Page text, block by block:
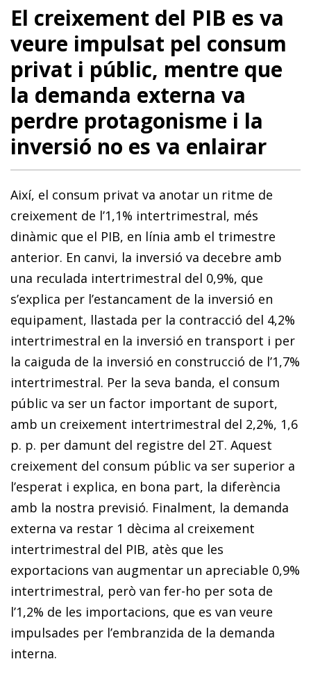
El creixement del PIB es va
veure impulsat pel consum
privat i públic, mentre que
la demanda externa va
perdre protagonisme i la
inversió no es va enlairar
Així, el consum privat va anotar un ritme de
creixement de l’1,1% intertrimestral, més
dinàmic que el PIB, en línia amb el trimestre
anterior. En canvi, la inversió va decebre amb
una reculada intertrimestral del 0,9%, que
s’explica per l’estancament de la inversió en
equipament, llastada per la contracció del 4,2%
intertrimestral en la inversió en transport i per
la caiguda de la inversió en construcció de l’1,7%
intertrimestral. Per la seva banda, el consum
públic va ser un factor important de suport,
amb un creixement intertrimestral del 2,2%, 1,6
p. p. per damunt del registre del 2T. Aquest
creixement del consum públic va ser superior a
l’esperat i explica, en bona part, la diferència
amb la nostra previsió. Finalment, la demanda
externa va restar 1 dècima al creixement
intertrimestral del PIB, atès que les
exportacions van augmentar un apreciable 0,9%
intertrimestral, però van fer-ho per sota de
l’1,2% de les importacions, que es van veure
impulsades per l’embranzida de la demanda
interna.